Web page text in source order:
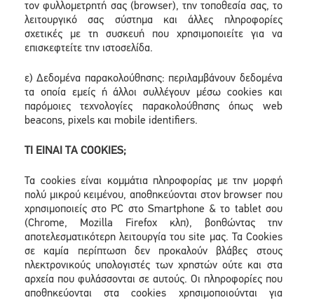
τον φυλλομετρητή σας (browser), την τοποθεσία σας, το
λειτουργικό σας σύστημα και άλλες πληροφορίες
σχετικές με τη συσκευή που χρησιμοποιείτε για να
επισκεφτείτε την ιστοσελίδα.
ε) Δεδομένα παρακολούθησης: περιλαμβάνουν δεδομένα
τα οποία εμείς ή άλλοι συλλέγουν μέσω cookies και
παρόμοιες τεχνολογίες παρακολούθησης όπως web
beacons, pixels και mobile identifiers.
ΤΙ ΕΙΝΑΙ ΤΑ COOKIES;
Τα cookies είναι κομμάτια πληροφορίας με την μορφή
πολύ μικρού κειμένου, αποθηκεύονται στον browser που
χρησιμοποιείς στο PC στο Smartphone & το tablet σου
(Chrome, Mozilla Firefox κλπ), βοηθώντας την
αποτελεσματικότερη λειτουργία του site μας. Τα Cookies
σε καμία περίπτωση δεν προκαλούν βλάβες στους
ηλεκτρονικούς υπολογιστές των χρηστών ούτε και στα
αρχεία που φυλάσσονται σε αυτούς. Οι πληροφορίες που
αποθηκεύονται στα cookies χρησιμοποιούνται για